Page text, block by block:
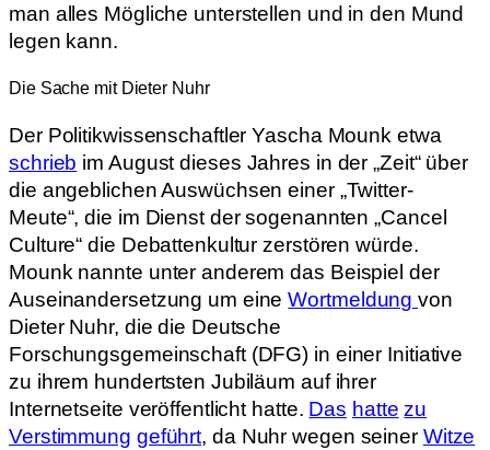
man alles Mögliche unterstellen und in den Mund
legen kann.
Die Sache mit Dieter Nuhr
Der Politikwissenschaftler Yascha Mounk etwa
schrieb im August dieses Jahres in der „Zeit“ über
die angeblichen Auswüchsen einer „Twitter-
Meute“, die im Dienst der sogenannten „Cancel
Culture“ die Debattenkultur zerstören würde.
Mounk nannte unter anderem das Beispiel der
Auseinandersetzung um eineWortmeldungvon
Dieter Nuhr, die die Deutsche
Forschungsgemeinschaft (DFG) in einer Initiative
zu ihrem hundertsten Jubiläum auf ihrer
Internetseite veröffentlicht hatte. Das hatte zu
Verstimmung geführt, da Nuhr wegen seiner Witze